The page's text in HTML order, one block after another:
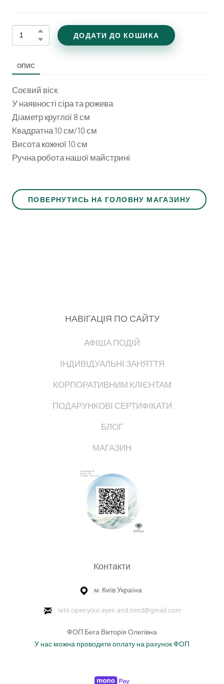
ДОДАТИ ДО КОШИКА
ОПИС
Соєвий віск
У наявності сіра та рожева
Діаметр круглої 8 см
Квадратна 10 см/10 см
Висота кожної 10 см
Ручна робота нашої майстрині
ПОВЕРНУТИСЬ НА ГОЛОВНУ МАГАЗИНУ
НАВІГАЦІЯ ПО САЙТУ
АФІША ПОДІЙ
ІНДИВІДУАЛЬНІ ЗАНЯТТЯ
КОРПОРАТИВНИМ КЛІЄНТАМ
ПОДАРУНКОВІ СЕРТИФІКАТИ
БЛОГ
МАГАЗИН
Контакти
м. Київ Україна
lets.open.your.eyes.and.mind@gmail.com
ФОП Бега Вікторія Олегівна
У нас можна проводити оплату на рахунок ФОП